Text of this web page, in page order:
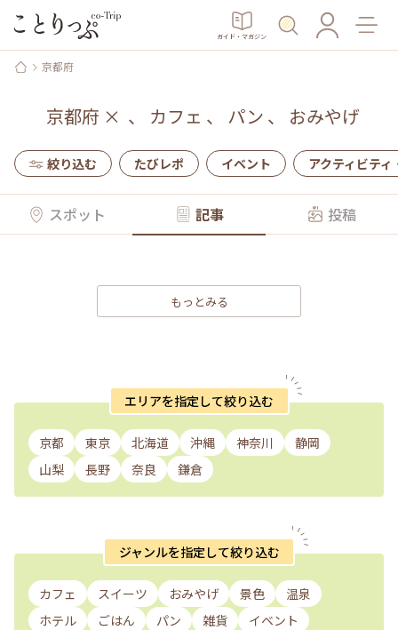
ガイド・マガジン
京都府
京都府 × 、 カフェ 、 パン 、 おみやげ
絞り込む たびレポ イベント アクティビティ
スポット 記事 投稿
もっとみる
エリアを指定して絞り込む
京都 東京 北海道 沖縄 神奈川
静岡
山梨
長野 奈良 鎌倉
ジャンルを指定して絞り込む
カフェ スイーツ おみやげ 景色
温泉
ホテル
ごはん パン 雑貨 イベント